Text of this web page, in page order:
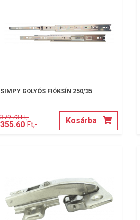
SIMPY GOLYÓS FIÓKSÍN 250/35
379.73 Ft,-
355.60 Ft,- Kosárba